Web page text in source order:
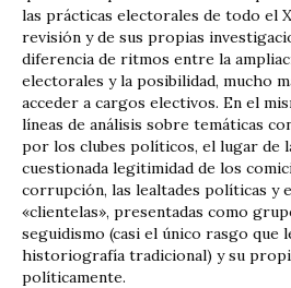
las prácticas electorales de todo el
revisión y de sus propias
diferencia de ritmos entre la
electorales y la posibilidad, mucho
acceder a cargos electivos. En el
líneas de análisis sobre temáticas
por los clubes políticos, el lugar de
cuestionada legitimidad de los
corrupción, las lealtades políticas y
«clientelas», presentadas como
seguidismo (casi el único rasgo que
historiografía tradicional) y su
políticamente.